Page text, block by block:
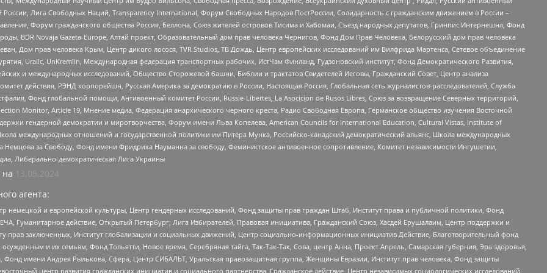
Лига Свободных Наций, Transparеncy International, Форум Свободных Народов ПостРоссии, Солидарность с гражданским движением в России –
Форум гражданского общества Россия, Беллона, Союз жителей островов Тисима и Хабомаи, Съезд народных депутатов, Гринпис Интернешнл, Фонд
BDR Novaja Gazeta-Europe, Алтай проект, Образовательный дом прав человека Чернигов, Фонд Дом Прав Человека, Белорусский дом прав человека
Дом прав человека Крым, Центр дикого лосося, TVR Studios, ТВ Дождь, Центр европейских исследований им Вилфрида Мартенса, Сетевое объединение
Uralic, UnKremlin, Международная федерация транспортных рабочих, ИстЧам Финланд, Гудзоновский институт, Фонд Демократического Развития,
и международных исследований, Общество Сторожевой башни, Библии и трактатов Свидетелей Иеговы, Гражданский Совет, Центр анализа
действия, РЭНД корпорейшн, Русская Америка за демократию в России, Настоящая Россия, Глобальная сеть журналистов-расследователей, Служба
Фонд глобальной помощи, Антивоенный комитет России, Russie-Libertes, La Asocicion de Rusos Libres, Союз за возвращение Северных территорий,
Monitor, Article 19, Мнение медиа, Федерация анархического черного креста, Радио Свободная Европа, Германское общество изучения Восточной
гендерной демократии и миротворчества, Форум имени Льва Копелева, American Councils for International Education, Cultural Vistas, Institute of
международных отношений и государственной политики им Питера Мунка, Российско-канадский демократический альянс, Школа международных
за Свободу, Фонд имени Фридриха Науманна за свободу, Феминистское антивоенное сопротивление, Комитет независимости Ингушетии,
Либерально-демократическая Лига Украины
13.05.2024
агента:
и европейской культуры, Центр гендерных исследований, Фонд защиты прав граждан Штаб, Институт права и публичной политики, Фонд
действие, Открытый Петербург, Лига Избирателей, Правовая инициатива, Гражданский Союз, Хасдей Ерушалаим, Центр поддержки и
прав заключенных, Институт глобализации и социальных движений, Центр социально-информационных инициатив Действие, Благотворительный фонд
и их семьям, Фонд Тольятти, Новое время, Серебряная тайга, Так-Так-Так, Сова, центр Анна, Проект Апрель, Самарская губерния, Эра здоровья,
имени Андрея Рылькова, Сфера, Центр СИБАЛЬТ, Уральская правозащитная группа, Женщины Евразии, Институт прав человека, Фонд защиты
центр развития гражданских инициатив и социального партнерства, Гражданское действие, Центр независимых социологических исследований,